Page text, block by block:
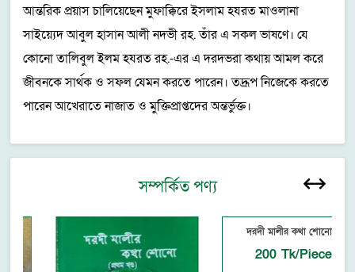
আন্তরিক প্রয়াস চালিয়েছেন মুফাক্কিরে ইসলাম হযরত মাওলানা
সাইয়্যেদ আবুল হাসান আলী নদভী রহ. তাঁর এ সকল ভাষণে। যে
কোনো তালিবুল ইলম হযরত রহ.-এর এ দরদভরা কথায় আমল করে
জীবনকে সার্থক ও সফল যেমন করতে পারেন। তদ্রূপ নিজেকে করতে
পারেন আখেরাতে নাজাত ও মুক্তিপ্রাপ্তদের অন্তর্ভুক্ত।
সম্পর্কিত পণ্য